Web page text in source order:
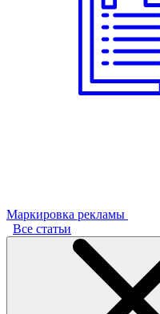
Маркировка рекламы
Все статьи